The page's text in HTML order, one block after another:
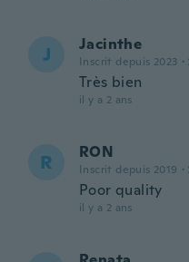
J Jacinthe
Inscrit depuis 2023 ·
Très bien
il y a 2 ans
R RON
Inscrit depuis 2019 ·
Poor quality
il y a 2 ans